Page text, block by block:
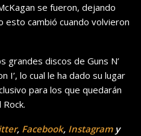
se fueron, dejando
esto cambió cuando volvieron
grandes discos de Guns N’
I’, lo cual le ha dado su lugar
para los que quedarán
, Facebook, Instagramy